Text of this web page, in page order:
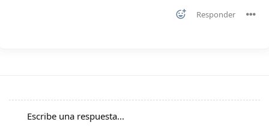
Responder
Escribe una respuesta...